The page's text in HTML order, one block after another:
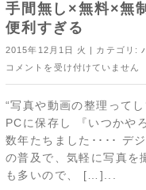
手間無し×無料×無
便利すぎる
2015年12月1日 火 | カテゴリ:
コメントを受け付けていません
“写真や動画の整理って
PCに保存し 『いつかや
数年たちました････ デ
の普及で、気軽に写真を
も多いので、 […]...